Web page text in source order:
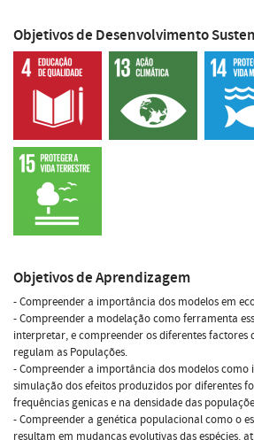
Objetivos de Desenvolvimento
Objetivos de Aprendizagem
- Compreender a importância dos modelos em
- Compreender a modelação como ferramenta
interpretar, e compreender os diferentes factores
regulam as Populações.
- Compreender a importância dos modelos como
simulação dos efeitos produzidos por diferentes
frequências genicas e na densidade das
- Compreender a genética populacional como o
resultam em mudanças evolutivas das espécies,